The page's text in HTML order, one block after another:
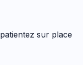
sur place